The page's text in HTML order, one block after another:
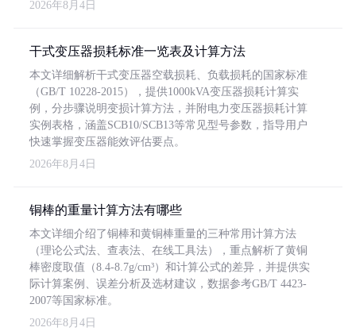
2026年8月4日
干式变压器损耗标准一览表及计算方法
本文详细解析干式变压器空载损耗、负载损耗的国家标准
（GB/T 10228-2015），提供1000kVA变压器损耗计算实
例，分步骤说明变损计算方法，并附电力变压器损耗计算
实例表格，涵盖SCB10/SCB13等常见型号参数，指导用户
快速掌握变压器能效评估要点。
2026年8月4日
铜棒的重量计算方法有哪些
本文详细介绍了铜棒和黄铜棒重量的三种常用计算方法
（理论公式法、查表法、在线工具法），重点解析了黄铜
棒密度取值（8.4-8.7g/cm³）和计算公式的差异，并提供实
际计算案例、误差分析及选材建议，数据参考GB/T 4423-
2007等国家标准。
2026年8月4日